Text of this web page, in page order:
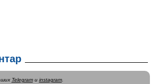
Telegramи instagram.